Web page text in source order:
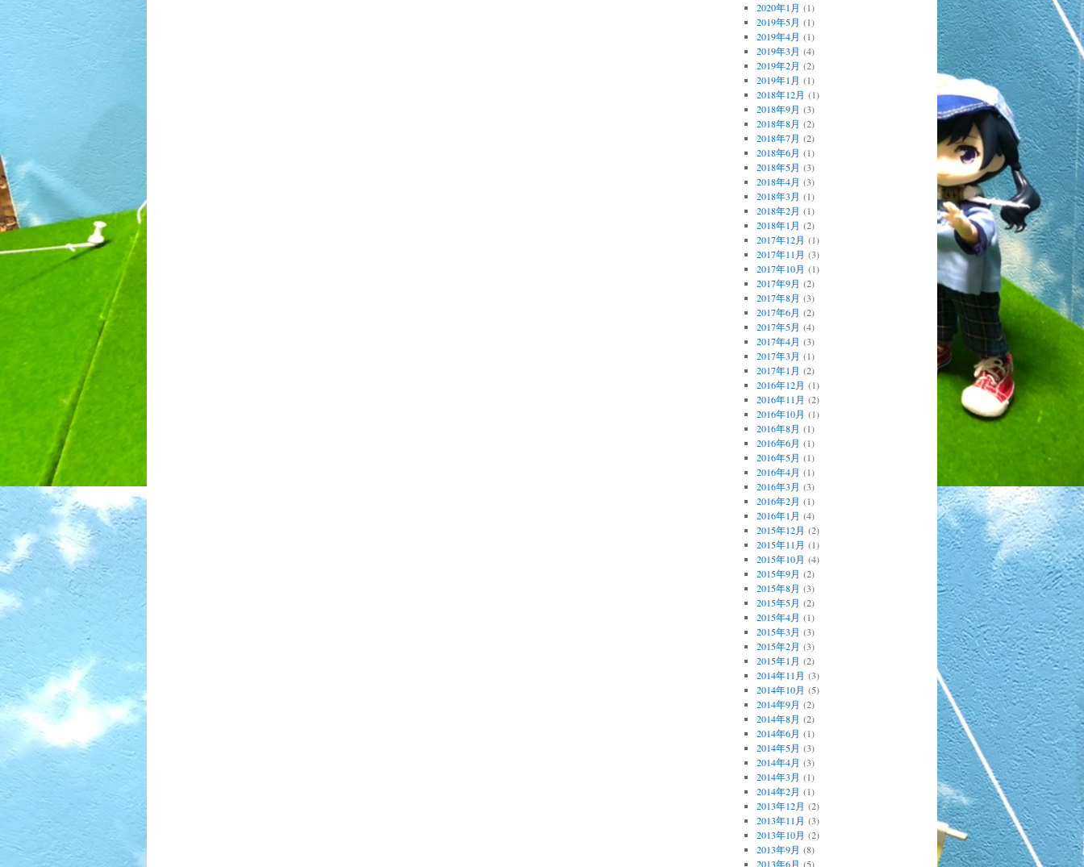
2020年1月 (1)
2019年5月 (1)
2019年4月 (1)
2019年3月 (4)
2019年2月 (2)
2019年1月 (1)
2018年12月 (1)
2018年9月 (3)
2018年8月 (2)
2018年7月 (2)
2018年6月 (1)
2018年5月 (3)
2018年4月 (3)
2018年3月 (1)
2018年2月 (1)
2018年1月 (2)
2017年12月 (1)
2017年11月 (3)
2017年10月 (1)
2017年9月 (2)
2017年8月 (3)
2017年6月 (2)
2017年5月 (4)
2017年4月 (3)
2017年3月 (1)
2017年1月 (2)
2016年12月 (1)
2016年11月 (2)
2016年10月 (1)
2016年8月 (1)
2016年6月 (1)
2016年5月 (1)
2016年4月 (1)
2016年3月 (3)
2016年2月 (1)
2016年1月 (4)
2015年12月 (2)
2015年11月 (1)
2015年10月 (4)
2015年9月 (2)
2015年8月 (3)
2015年5月 (2)
2015年4月 (1)
2015年3月 (3)
2015年2月 (3)
2015年1月 (2)
2014年11月 (3)
2014年10月 (5)
2014年9月 (2)
2014年8月 (2)
2014年6月 (1)
2014年5月 (3)
2014年4月 (3)
2014年3月 (1)
2014年2月 (1)
2013年12月 (2)
2013年11月 (3)
2013年10月 (2)
2013年9月 (8)
2013年6月 (5)